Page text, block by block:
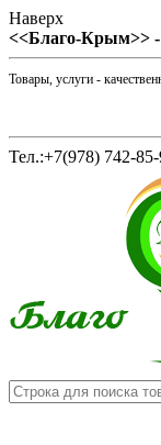
Наверх
<<Благо-Крым>> -
Товары, услуги -
Тел.:+7(978) 742-